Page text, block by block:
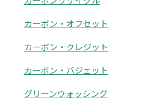
カーボン・オフセット
カーボン・クレジット
カーボン・バジェット
グリーンウォッシング